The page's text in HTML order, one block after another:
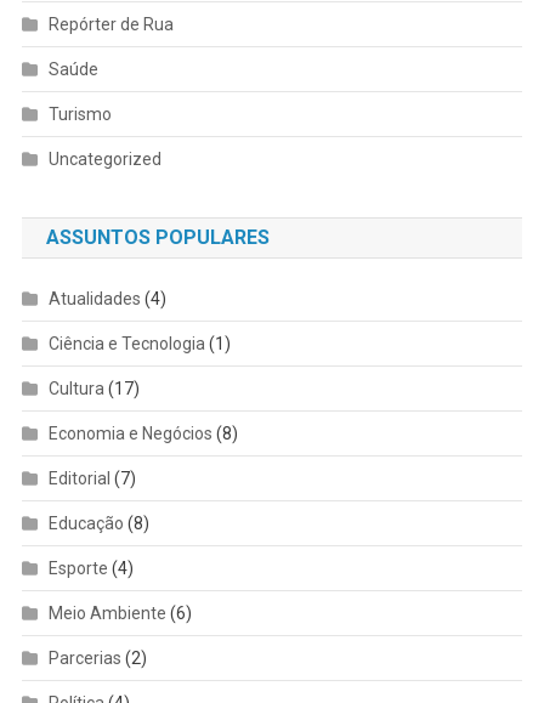
Repórter de Rua
Saúde
Turismo
Uncategorized
ASSUNTOS POPULARES
Atualidades (4)
Ciência e Tecnologia (1)
Cultura (17)
Economia e Negócios (8)
Editorial (7)
Educação (8)
Esporte (4)
Meio Ambiente (6)
Parcerias (2)